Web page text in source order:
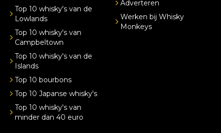
Top 10 whisky's van de
Lowlands
Top 10 whisky's van
Campbeltown
Top 10 whisky's van de
Islands
Top 10 bourbons
Top 10 Japanse whisky's
Top 10 whisky's van
minder dan 40 euro
Adverteren
Werken bij Whisky
Monkeys